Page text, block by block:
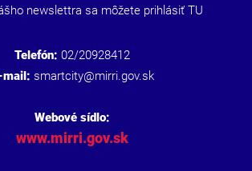
newslettra sa môžete prihlásiť TU
Telefón: 02/20928412
mail: smartcity@mirri.gov.sk
Webové sídlo:
www.mirri.gov.sk